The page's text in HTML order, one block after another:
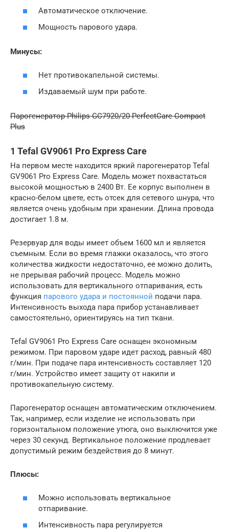
Автоматическое отключение.
Мощность парового удара.
Минусы:
Нет противокапельной системы.
Издаваемый шум при работе.
Парогенератор Philips GC7920/20 PerfectCare Compact
Plus
1 Tefal GV9061 Pro Express Care
На первом месте находится яркий парогенератор Tefal
GV9061 Pro Express Care. Модель может похвастаться
высокой мощностью в 2400 Вт. Ее корпус выполнен в
красно-белом цвете, есть отсек для сетевого шнура, что
является очень удобным при хранении. Длина провода
достигает 1.8 м.
Резервуар для воды имеет объем 1600 мл и является
съемным. Если во время глажки оказалось, что этого
количества жидкости недостаточно, ее можно долить,
не прерывая рабочий процесс. Модель можно
использовать для вертикального отпаривания, есть
функция парового удара и постоянной подачи пара.
Интенсивность выхода пара прибор устанавливает
самостоятельно, ориентируясь на тип ткани.
Tefal GV9061 Pro Express Care оснащен экономным
режимом. При паровом ударе идет расход, равный 480
г/мин. При подаче пара интенсивность составляет 120
г/мин. Устройство имеет защиту от накипи и
противокапельную систему.
Парогенератор оснащен автоматическим отключением.
Так, например, если изделие не использовать при
горизонтальном положение утюга, оно выключится уже
через 30 секунд. Вертикальное положение продлевает
допустимый режим бездействия до 8 минут.
Плюсы:
Можно использовать вертикальное
отпаривание.
Интенсивность пара регулируется